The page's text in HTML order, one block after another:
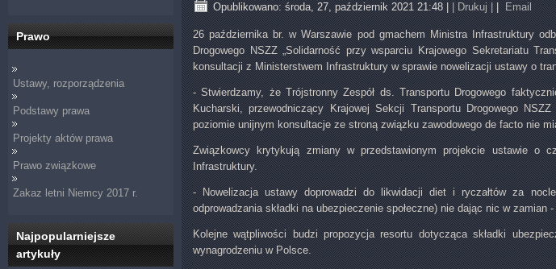
Prawo
Ustawy, rozporządzenia
Podstawy prawa
Projekty aktów prawa
Prawo związkowe
Zakaz letni Niemcy 2017 r.
Najpopularniejsze
artykuły
Opublikowano: środa, 27, październik 2021 21:48|| Drukuj ||Email
26 października br. w Warszawie pod gmachem Ministra Infrastruktury
Drogowego NSZZ „Solidarność przy wsparciu Krajowego Sekretariatu
konsultacji z Ministerstwem Infrastruktury w sprawie nowelizacji ustawy o
- Stwierdzamy, że Trójstronny Zespół ds. Transportu Drogowego
Kucharski, przewodniczący Krajowej Sekcji Transportu Drogowego
poziomie unijnym konsultacje ze stroną związku zawodowego de facto nie
Związkowcy krytykują zmiany w przedstawionym projekcie ustawie o
Infrastruktury.
- Nowelizacja ustawy doprowadzi do likwidacji diet i ryczałtów za
odprowadzania składki na ubezpieczenie społeczne) nie dając nic w
Kolejne wątpliwości budzi propozycja resortu dotycząca składki
wynagrodzeniu w Polsce.